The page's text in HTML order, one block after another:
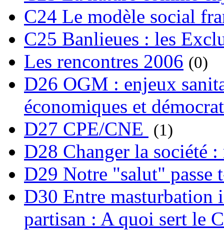
C24 Le modèle social
C25 Banlieues : les
Les rencontres 2006 (0)
D26 OGM : enjeux
économiques et
D27 CPE/CNE
(1)
D28 Changer la société
D29 Notre "salut" passe
D30 Entre masturbation
partisan : A quoi sert le